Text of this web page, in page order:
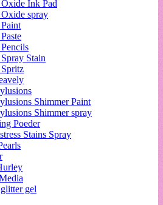
Ink Pad
spray
Stain
Shimmer Paint
Shimmer spray
Poeder
Stains Spray
gel